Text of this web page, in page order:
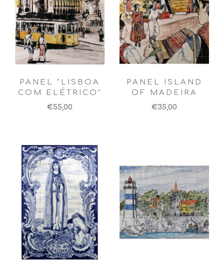
PANEL "LISBOA
COM ELÉTRICO"
€55,00
PANEL ISLAND
OF MADEIRA
€35,00